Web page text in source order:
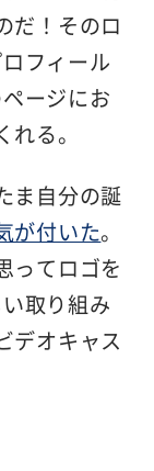
だ！そのロ
フィール
ージにお
る。
ま自分の誕
が付いた。
ってロゴを
取り組み
デオキャス